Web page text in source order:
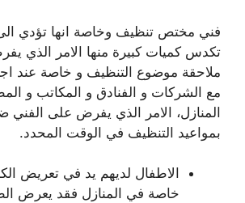
فني مختص تنظيف وخاصة انها تؤدي الى
تكدس كميات كبيرة منها الامر الذي
ملاحقة موضوع التنظيف و خاصة عند
مع الشركات و الفنادق و المكاتب و
المنازل، الامر الذي يفرض على الفني
بمواعيد التنظيف في الوقت المحدد.
الاطفال لديهم يد في تعريض
خاصة في المنازل فقد يعرض